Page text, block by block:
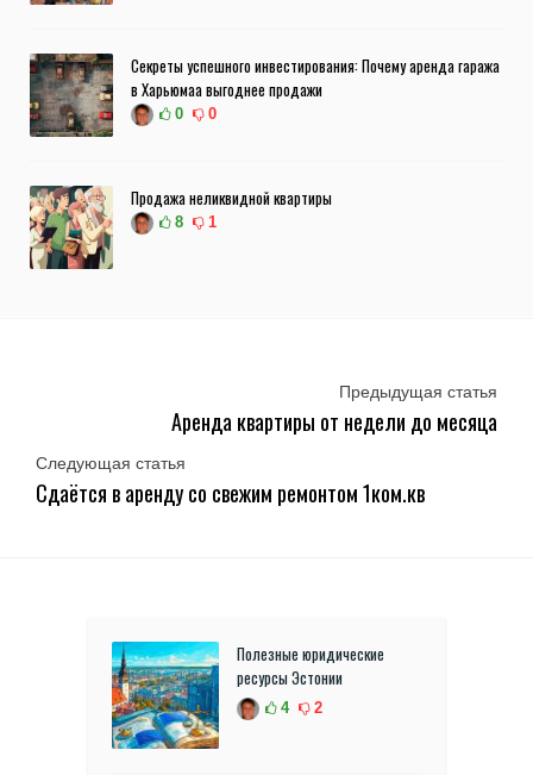
Секреты успешного инвестирования: Почему аренда гаража
в Харьюмаа выгоднее продажи
0 0
Продажа неликвидной квартиры
8 1
Предыдущая статья
Аренда квартиры от недели до месяца
Следующая статья
Сдаётся в аренду со свежим ремонтом 1ком.кв
Полезные юридические
ресурсы Эстонии
4 2